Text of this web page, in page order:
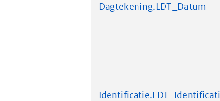
Dagtekening.LDT_Datum